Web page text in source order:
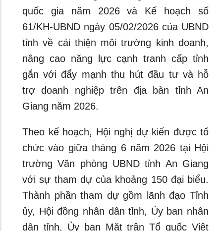
quốc gia năm 2026 và Kế hoạch số
61/KH-UBND ngày 05/02/2026 của UBND
tỉnh về cải thiện môi trường kinh doanh,
nâng cao năng lực cạnh tranh cấp tỉnh
gắn với đẩy mạnh thu hút đầu tư và hỗ
trợ doanh nghiệp trên địa bàn tỉnh An
Giang năm 2026.
Theo kế hoạch, Hội nghị dự kiến được tổ
chức vào giữa tháng 6 năm 2026 tại Hội
trường Văn phòng UBND tỉnh An Giang
với sự tham dự của khoảng 150 đại biểu.
Thành phần tham dự gồm lãnh đạo Tỉnh
ủy, Hội đồng nhân dân tỉnh, Ủy ban nhân
dân tỉnh, Ủy ban Mặt trận Tổ quốc Việt